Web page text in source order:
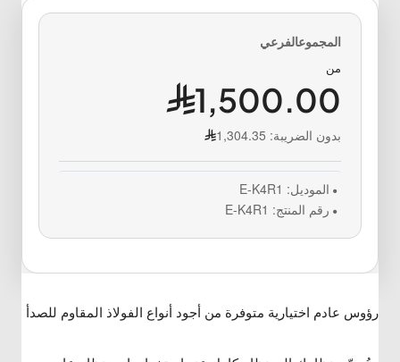
من
1,500.00
بدون الضريبة: 1,304.35
الموديل: E-K4R1
رقم المنتج: E-K4R1
رؤوس عادم اختيارية متوفرة من أجود أنواع الفولاذ المقاوم للصدأ